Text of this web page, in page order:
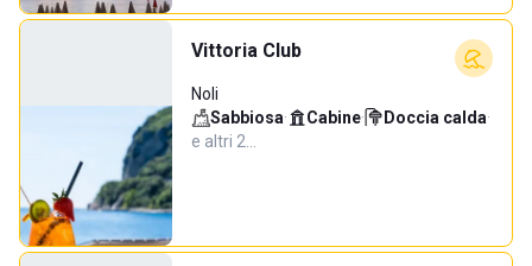
Vittoria Club
Noli
Sabbiosa· Cabine· Doccia calda·
e altri 2…